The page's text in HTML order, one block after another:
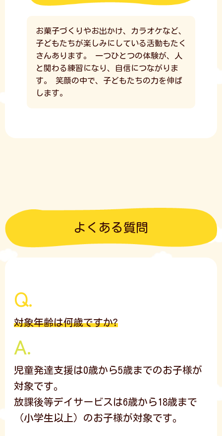
お菓子づくりやお出かけ、カラオケなど、
子どもたちが楽しみにしている活動もたく
さんあります。
一つひとつの体験が、人
と関わる練習になり、自信につながりま
す。
笑顔の中で、子どもたちの力を伸ば
します。
よくある質問
対象年齢は何歳ですか?
児童発達支援は0歳から5歳までのお子様が
対象です。
放課後等デイサービスは6歳から18歳まで
（小学生以上）のお子様が対象です。